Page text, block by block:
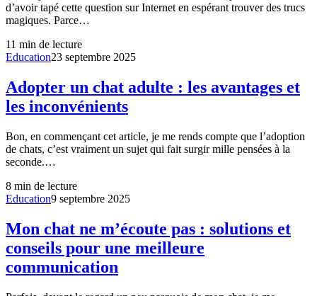
d’avoir tapé cette question sur Internet en espérant trouver des trucs
magiques. Parce…
11 min de lecture
Education23 septembre 2025
Adopter un chat adulte : les avantages et
les inconvénients
Bon, en commençant cet article, je me rends compte que l’adoption
de chats, c’est vraiment un sujet qui fait surgir mille pensées à la
seconde.…
8 min de lecture
Education9 septembre 2025
Mon chat ne m’écoute pas : solutions et
conseils pour une meilleure
communication